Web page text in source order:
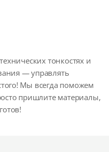
тонкостях и
— управлять
Мы всегда поможем
пришлите материалы,